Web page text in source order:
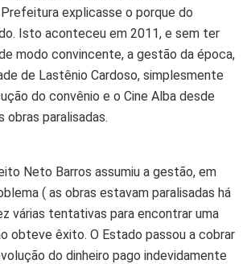
explicasse o porque do
Isto aconteceu em 2011, e sem ter
modo convincente, a gestão da época,
de Lastênio Cardoso, simplesmente
do convênio e o Cine Alba desde
paralisadas.
Neto Barros assumiu a gestão, em
( as obras estavam paralisadas há
várias tentativas para encontrar uma
obteve êxito. O Estado passou a cobrar
do dinheiro pago indevidamente